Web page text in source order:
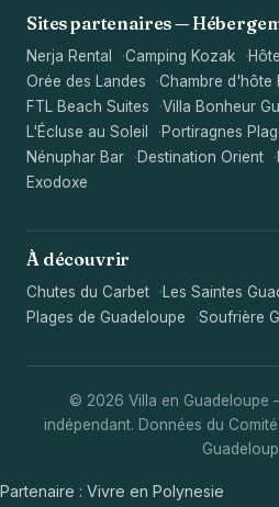
Sites partenaires —
Nerja Rental Camping Kozak
Orée des Landes
Chambre d'hôte
FTL Beach Suites
Villa Bonheur
L'Écluse au Soleil
Portiragnes
Nénuphar Bar
Destination Orient
Exodoxe
À découvrir
Chutes du Carbet Les Saintes
Plages de Guadeloupe
Soufrière
© 2026 Villa en Guadeloupe
indépendant. Données du
Partenaire : Vivre en Polynesie